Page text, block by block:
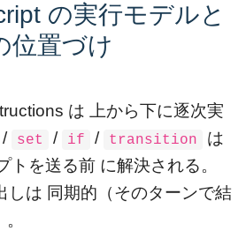
の実行モデルと
位置づけ
は 上から下に逐次実
/ set / if / transition
は
トを送る前 に解決される。
しは 同期的（そのターンで結